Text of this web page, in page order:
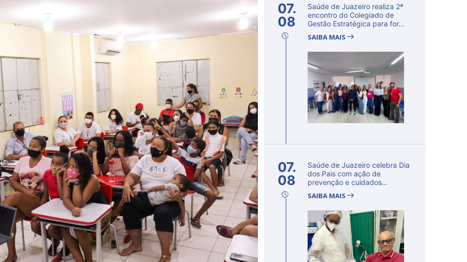
07.
08
Saúde de Juazeiro realiza 2ª
encontro do Colegiado de
Gestão Estratégica para for...
SAIBA MAIS
07.
08
Saúde de Juazeiro celebra Dia
dos Pais com ação de
prevenção e cuidados
SAIBA MAIS